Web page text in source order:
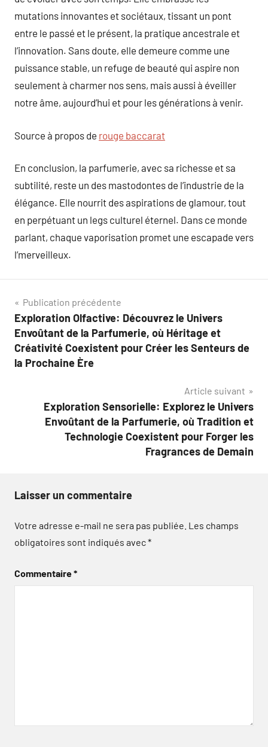
mutations innovantes et sociétaux, tissant un pont
entre le passé et le présent, la pratique ancestrale et
l’innovation. Sans doute, elle demeure comme une
puissance stable, un refuge de beauté qui aspire non
seulement à charmer nos sens, mais aussi à éveiller
notre âme, aujourd’hui et pour les générations à venir.
Source à propos de rouge baccarat
En conclusion, la parfumerie, avec sa richesse et sa
subtilité, reste un des mastodontes de l’industrie de la
élégance. Elle nourrit des aspirations de glamour, tout
en perpétuant un legs culturel éternel. Dans ce monde
parlant, chaque vaporisation promet une escapade vers
l’merveilleux.
Navigation
de
l’article
Publication précédente
Exploration Olfactive: Découvrez le Univers
Envoûtant de la Parfumerie, où Héritage et
Créativité Coexistent pour Créer les Senteurs de
la Prochaine Ère
Article suivant
Exploration Sensorielle: Explorez le Univers
Envoûtant de la Parfumerie, où Tradition et
Technologie Coexistent pour Forger les
Fragrances de Demain
Laisser un commentaire
Votre adresse e-mail ne sera pas publiée. Les champs
obligatoires sont indiqués avec*
Commentaire*